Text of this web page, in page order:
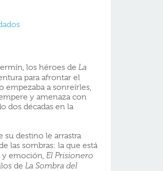
los héroes de La
para afrontar el
empezaba a sonreírles,
y amenaza con
dos décadas en la
su destino le arrastra
las sombras: la que está
y emoción, El Prisionero
de La Sombra del